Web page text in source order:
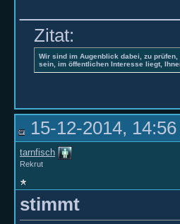
Zitat:
Wir sind im Augenblick dabei, zu
sein, im öffentlichen Interesse liegt,
15-12-2014, 14:56
tarnfisch
Rekrut
stimmt